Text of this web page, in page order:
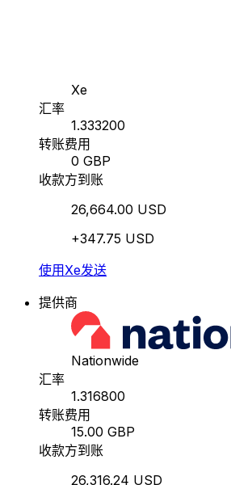
Xe
汇率
1.333200
转账费用
0 GBP
收款方到账
26,664.00 USD
+347.75 USD
使用Xe发送
提供商
Nationwide
汇率
1.316800
转账费用
15.00 GBP
收款方到账
26,316.24 USD